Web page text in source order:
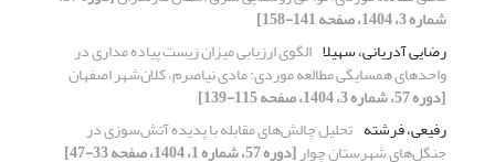
شماره 3، 1404، صفحه 141-158]
رضایی آدریانی، سهیلا الگوی ارزیابی میزان زیست پیاده مداری در
واحدهای همسایگی مطالعه موردی: مادی نیاصرم، کلان‌شهر اصفهان
[دوره 57، شماره 3، 1404، صفحه 115-139]
رفیعی، فرشته تحلیل چالش‌های مقابله با پدیده آتش‌سوزی در
جنگل‌های شهرستان چوار[دوره 57، شماره 1، 1404، صفحه 33-47]